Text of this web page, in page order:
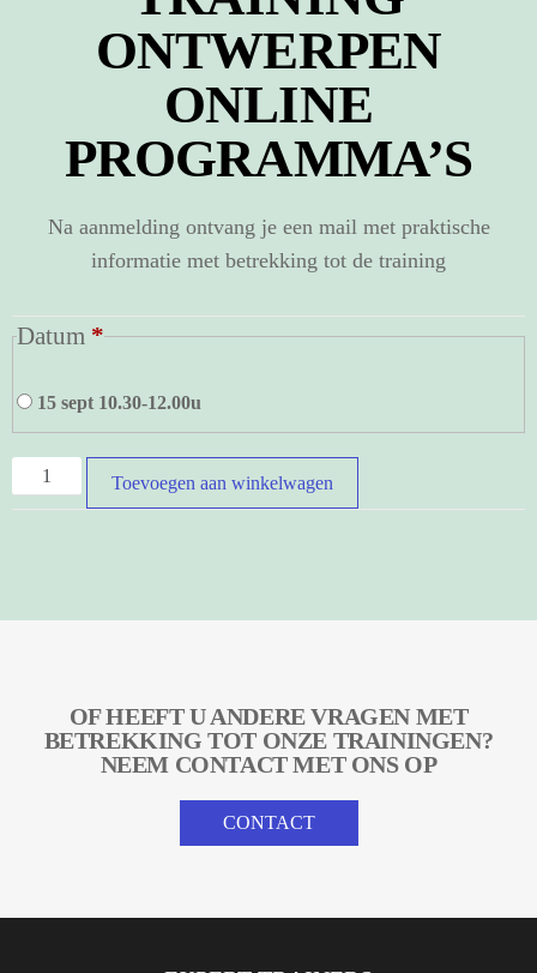
ONTWERPEN
ONLINE
PROGRAMMA’S
Na aanmelding ontvang je een mail met praktische
informatie met betrekking tot de training
Datum *
15 sept 10.30-12.00u
Toevoegen aan winkelwagen
OF HEEFT U ANDERE VRAGEN MET
BETREKKING TOT ONZE TRAININGEN?
NEEM CONTACT MET ONS OP
CONTACT